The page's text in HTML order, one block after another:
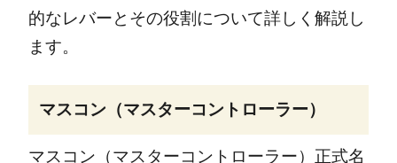
的なレバーとその役割について詳しく解説し
ます。
マスコン（マスターコントローラー）
マスコン（マスターコントローラー）正式名